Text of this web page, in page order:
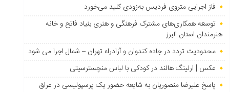
فاز اجرایی متروی فردیس به‌زودی کلید می‌خورد
توسعه همکاری‌های مشترک فرهنگی و هنری بنیاد فاتح و خانه
هنرمندان استان البرز
محدودیت تردد در جاده کندوان و آزادراه تهران – شمال اجرا می شود
عکس | ارلینگ هالند در کودکی با لباس منچسترسیتی
پاسخ علیرضا منصوریان به شایعه حضور یک پرسپولیسی در عراق